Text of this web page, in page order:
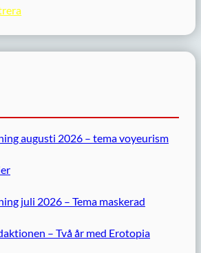
augusti 2026 – tema voyeurism
juli 2026 – Tema maskerad
– Två år med Erotopia